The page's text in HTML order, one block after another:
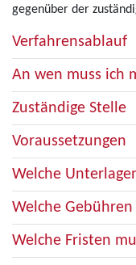
gegenüber der
Verfahrensablauf
An wen muss ich
Zuständige Stelle
Voraussetzungen
Welche
Welche
Welche Fristen